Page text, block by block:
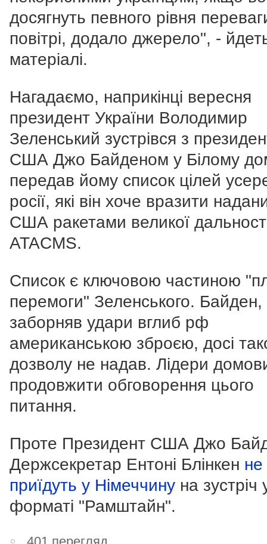
досягнуть певного рівня
повітрі, додало джерело", -
матеріалі.
Нагадаємо, наприкінці вересня
президент України Володимир
Зеленський зустрівся з
США Джо Байденом у Білому
передав йому список цілей
росії, які він хоче вразити
США ракетами великої
ATACMS.
Список є ключовою частиною
перемоги" Зеленського. Байден,
заборняв удари вглиб рф
американською зброєю, досі
дозволу не надав. Лідери
продовжити обговорення цього
питання.
Проте Президент США Джо
Держсекретар Ентоні Блінкен не
приїдуть у Німеччину на зустріч
форматі "Рамштайн".